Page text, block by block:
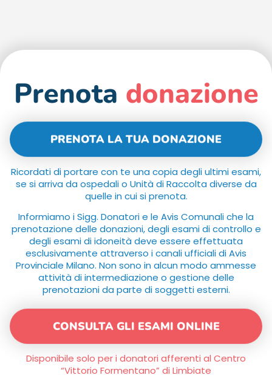
Prenota donazione
PRENOTA LA TUA DONAZIONE
Ricordati di portare con te una copia degli ultimi esami,
se si arriva da ospedali o Unità di Raccolta diverse da
quelle in cui si prenota.
Informiamo i Sigg. Donatori e le Avis Comunali che la
prenotazione delle donazioni, degli esami di controllo e
degli esami di idoneità deve essere effettuata
esclusivamente attraverso i canali ufficiali di Avis
Provinciale Milano. Non sono in alcun modo ammesse
attività di intermediazione o gestione delle
prenotazioni da parte di soggetti esterni.
CONSULTA GLI ESAMI ONLINE
Disponibile solo per i donatori afferenti al Centro
“Vittorio Formentano” di Limbiate